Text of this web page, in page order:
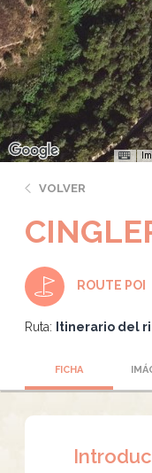
VOLVER
ROUTE POI
Ruta: Itinerario del
FICHA